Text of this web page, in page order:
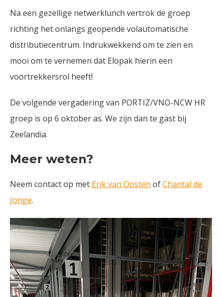
Na een gezellige netwerklunch vertrok de groep
richting het onlangs geopende volautomatische
distributiecentrum. Indrukwekkend om te zien en
mooi om te vernemen dat Elopak hierin een
voortrekkersrol heeft!
De volgende vergadering van PORTIZ/VNO-NCW HR
groep is op 6 oktober as. We zijn dan te gast bij
Zeelandia.
Meer weten?
Neem contact op met Erik van Oosten ofChantal de
Jonge.